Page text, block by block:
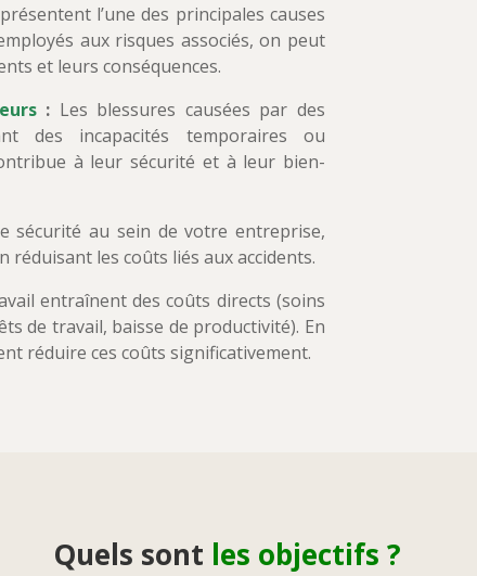
l’une des principales causes
aux risques associés, on peut
et leurs conséquences.
: Les blessures causées par des
des incapacités temporaires ou
à leur sécurité et à leur bien-
sécurité au sein de votre entreprise,
les coûts liés aux accidents.
entraînent des coûts directs (soins
de travail, baisse de productivité). En
réduire ces coûts significativement.
Quels sont les objectifs ?